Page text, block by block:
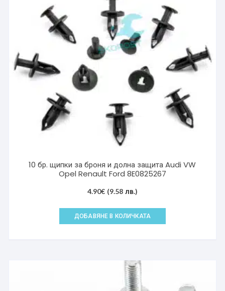
10 бр. щипки за броня и долна защита Audi VW
Opel Renault Ford 8E0825267
4.90€ (9.58 лв.)
ДОБАВЯНЕ В КОЛИЧКАТА